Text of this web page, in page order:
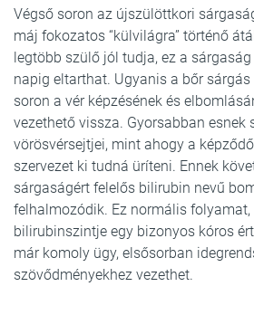
Végső soron az újszülöttkori
máj fokozatos “külvilágra” történő
legtöbb szülő jól tudja, ez a
napig eltarthat. Ugyanis a bőr
soron a vér képzésének és
vezethető vissza. Gyorsabban esnek
vörösvérsejtjei, mint ahogy a
szervezet ki tudná üríteni. Ennek
sárgaságért felelős bilirubin nevű
felhalmozódik. Ez normális folyamat,
bilirubinszintje egy bizonyos kóros
már komoly ügy, elsősorban
szövődményekhez vezethet.